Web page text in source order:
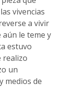
vivencias
a vivir
aún le teme y
estuvo
realizo
un
medios de